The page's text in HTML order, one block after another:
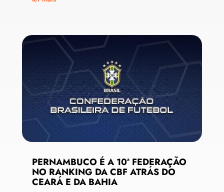
PERNAMBUCO É A 10ª FEDERAÇÃO
NO RANKING DA CBF ATRÁS DO
CEARÁ E DA BAHIA